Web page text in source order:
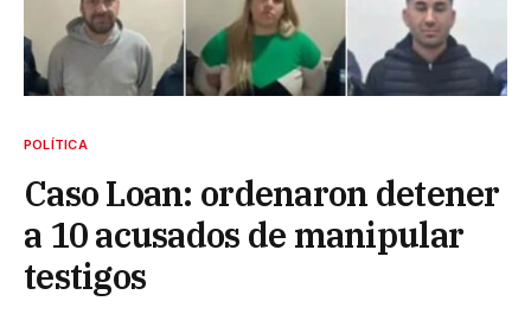
POLÍTICA
Caso Loan: ordenaron detener
a 10 acusados de manipular
testigos